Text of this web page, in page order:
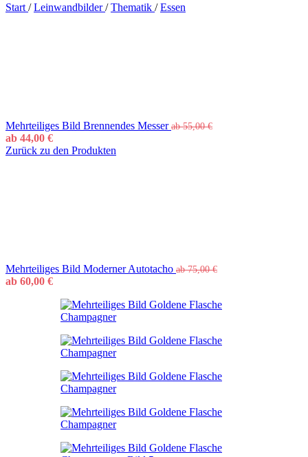
Start / Leinwandbilder/ Thematik / Essen
Mehrteiliges Bild Brennendes Messerab55,00€
ab 44,00 €
Zurück zu den Produkten
Mehrteiliges Bild Moderner Autotacho ab75,00€
ab 60,00 €